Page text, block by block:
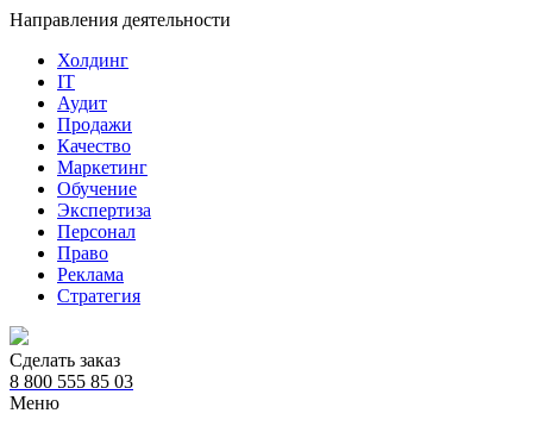
Направления деятельности
Холдинг
IT
Аудит
Продажи
Качество
Маркетинг
Обучение
Экспертиза
Персонал
Право
Реклама
Стратегия
Сделать заказ
8 800 555 85 03
Меню